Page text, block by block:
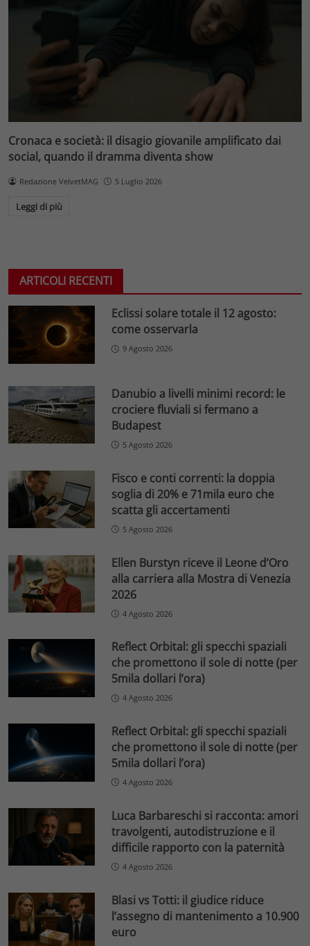
Cronaca e società: il disagio giovanile amplificato dai
social, quando il dramma diventa show
Redazione VelvetMAG 5 Luglio 2026
Leggi di più
ARTICOLI RECENTI
Eclissi solare totale il 12 agosto:
come osservarla
9 Agosto 2026
Danubio a livelli minimi record: le
crociere fluviali si fermano a
Budapest
5 Agosto 2026
Fisco e conti correnti: la doppia
soglia di 20% e 71mila euro che
scatta gli accertamenti
5 Agosto 2026
Ellen Burstyn riceve il Leone d’Oro
alla carriera alla Mostra di Venezia
2026
4 Agosto 2026
Reflect Orbital: gli specchi spaziali
che promettono il sole di notte (per
5mila dollari l’ora)
4 Agosto 2026
Reflect Orbital: gli specchi spaziali
che promettono il sole di notte (per
5mila dollari l’ora)
4 Agosto 2026
Luca Barbareschi si racconta: amori
travolgenti, autodistruzione e il
difficile rapporto con la paternità
4 Agosto 2026
Blasi vs Totti: il giudice riduce
l’assegno di mantenimento a 10.900
euro